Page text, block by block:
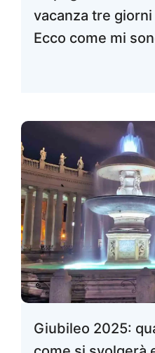
vacanza tre
Ecco come mi
Giubileo 2025: